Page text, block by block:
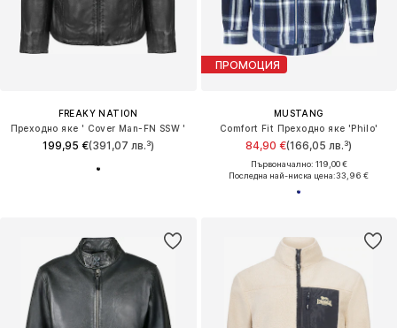
FREAKY NATION
Преходно яке ' Cover Man-FN SSW '
199,95 €(391,07 лв.³)
ПРОМОЦИЯ
MUSTANG
Comfort Fit Преходно яке 'Philo'
84,90 €(166,05 лв.³)
Първоначално: 119,00 €
Последна най-ниска цена:33,96 €